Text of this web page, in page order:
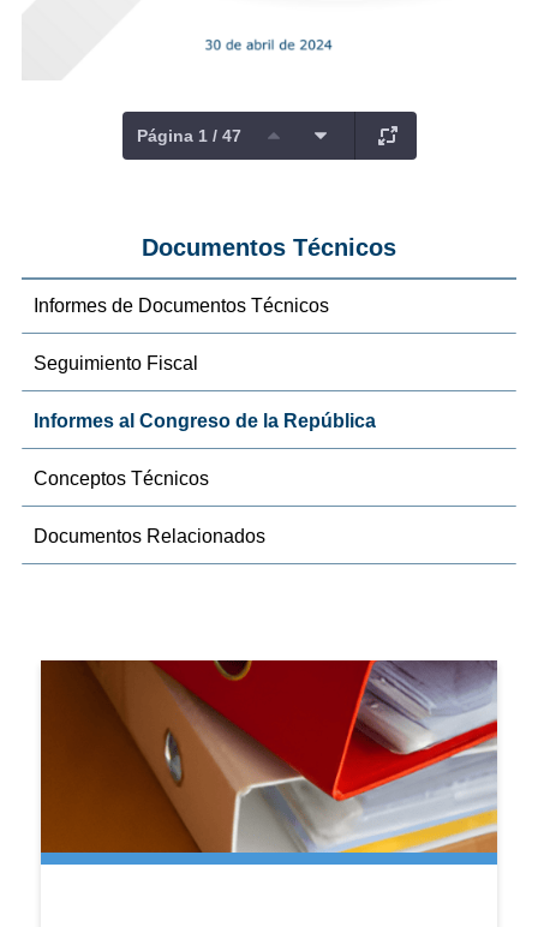
Página 1 / 47
Documentos Técnicos
Informes de Documentos Técnicos
Seguimiento Fiscal
Informes al Congreso de la República
Conceptos Técnicos
Documentos Relacionados